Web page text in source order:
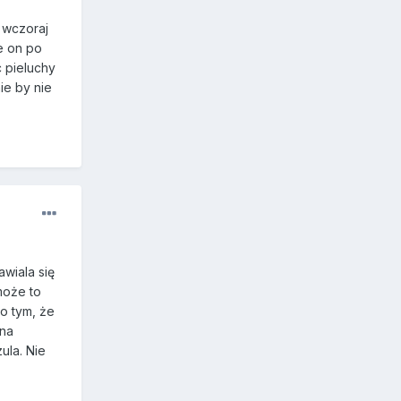
on po
pieluchy
by nie
się
to
tym, że
Nie